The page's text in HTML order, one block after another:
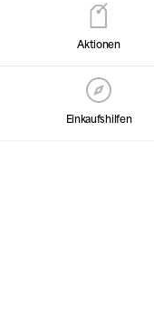
Aktionen
Einkaufshilfen